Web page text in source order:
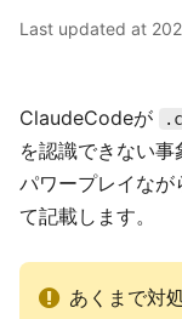
Last updated at
ClaudeCodeが
を認識できない事
パワープレイな
て記載します。
あくまで対